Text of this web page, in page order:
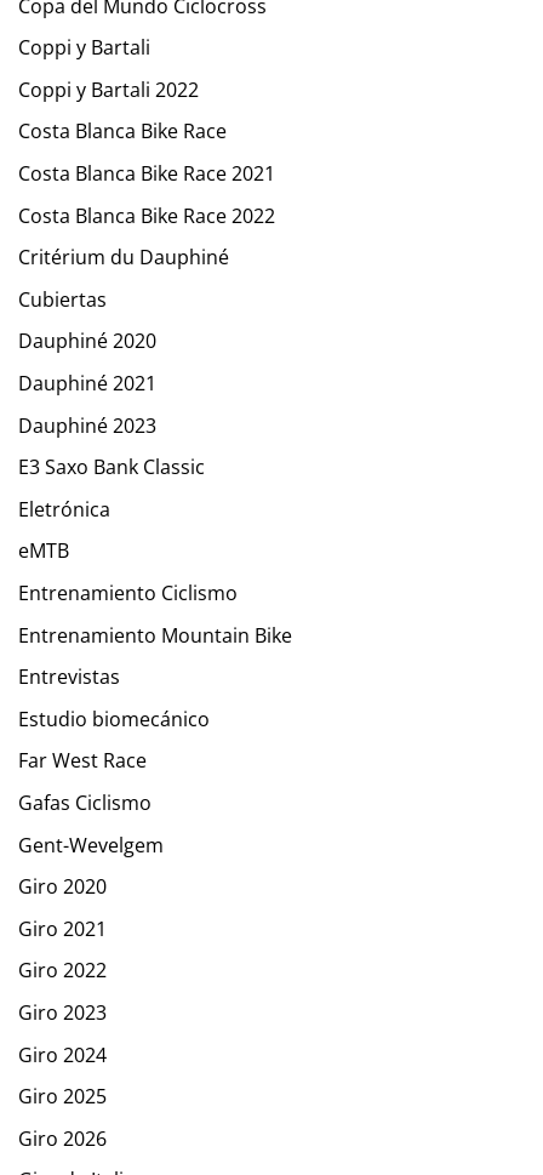
Copa del Mundo Ciclocross
Coppi y Bartali
Coppi y Bartali 2022
Costa Blanca Bike Race
Costa Blanca Bike Race 2021
Costa Blanca Bike Race 2022
Critérium du Dauphiné
Cubiertas
Dauphiné 2020
Dauphiné 2021
Dauphiné 2023
E3 Saxo Bank Classic
Eletrónica
eMTB
Entrenamiento Ciclismo
Entrenamiento Mountain Bike
Entrevistas
Estudio biomecánico
Far West Race
Gafas Ciclismo
Gent-Wevelgem
Giro 2020
Giro 2021
Giro 2022
Giro 2023
Giro 2024
Giro 2025
Giro 2026